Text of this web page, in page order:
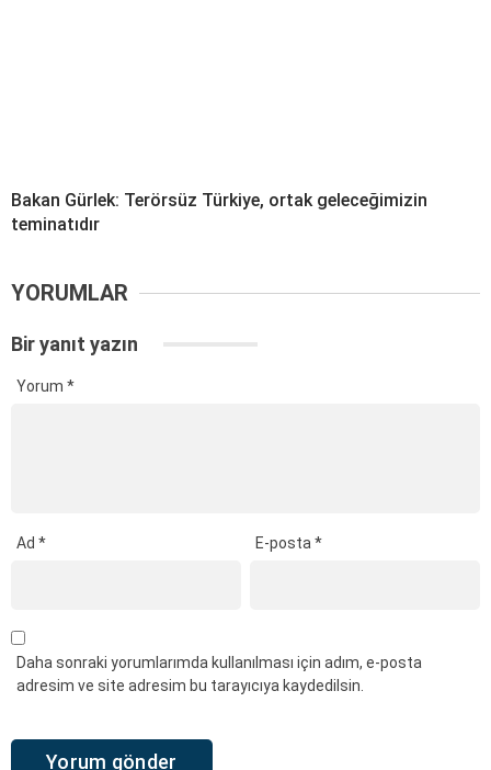
Bakan Gürlek: Terörsüz Türkiye, ortak geleceğimizin
teminatıdır
YORUMLAR
Bir yanıt yazın
Yorum *
Ad * E-posta*
Daha sonraki yorumlarımda kullanılması için adım, e-posta
adresim ve site adresim bu tarayıcıya kaydedilsin.